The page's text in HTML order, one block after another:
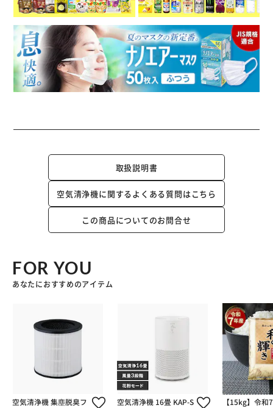
取扱説明書
空気清浄機に関するよくある質問はこちら
この商品についてのお問合せ
FOR YOU
あなたにおすすめのアイテム
空気清浄機 集塵脱臭フ
空気清浄機 16畳 KAP-S
【15kg】令和